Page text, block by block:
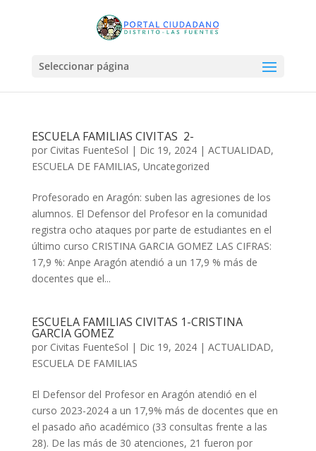
Seleccionar página
ESCUELA FAMILIAS CIVITAS 2-
por Civitas FuenteSol | Dic 19, 2024| ACTUALIDAD,
ESCUELA DE FAMILIAS, Uncategorized
Profesorado en Aragón: suben las agresiones de los
alumnos. El Defensor del Profesor en la comunidad
registra ocho ataques por parte de estudiantes en el
último curso CRISTINA GARCIA GOMEZ LAS CIFRAS:
17,9 %: Anpe Aragón atendió a un 17,9 % más de
docentes que el...
ESCUELA FAMILIAS CIVITAS 1-CRISTINA
GARCIA GOMEZ
por Civitas FuenteSol | Dic 19, 2024| ACTUALIDAD,
ESCUELA DE FAMILIAS
El Defensor del Profesor en Aragón atendió en el
curso 2023-2024 a un 17,9% más de docentes que en
el pasado año académico (33 consultas frente a las
28). De las más de 30 atenciones, 21 fueron por